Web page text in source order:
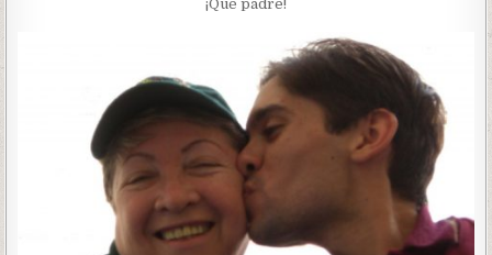
¡Qué padre!